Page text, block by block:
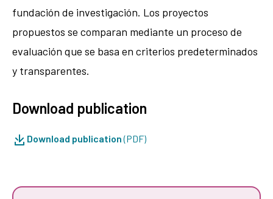
fundación de investigación. Los proyectos
propuestos se comparan mediante un proceso de
evaluación que se basa en criterios predeterminados
y transparentes.
Download publication
Download publication(PDF)